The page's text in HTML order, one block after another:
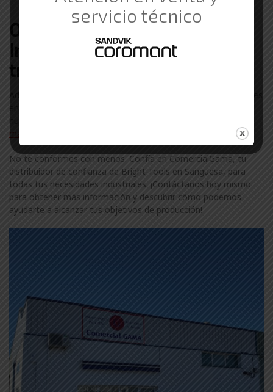
servicio al cliente de primera clase.
Otras marcas de Suministros
Industriales con las que
trabajamos en Sangüesa
Además de Bright-Tools, colaboramos con otras marcas líderes
en el sector industrial en Sangüesa. Descubre más sobre
nuestra amplia gama de marcas visitando nuestra
marcas
No te conformes con menos. Confía en ComercialGama, tu
distribuidor de confianza de Bright-Tools en Sangüesa, para
todas tus necesidades industriales. ¡Contáctanos hoy mismo
para obtener más información y descubrir cómo podemos
ayudarte a alcanzar tus objetivos de producción!
servicio técnico